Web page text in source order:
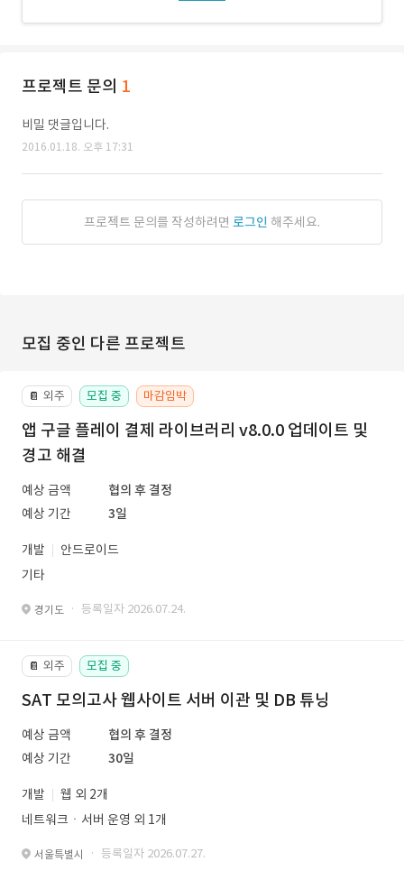
프로젝트 문의 1
비밀 댓글입니다.
2016.01.18. 오후 17:31
프로젝트 문의를 작성하려면 로그인 해주세요.
모집 중인 다른 프로젝트
📔 외주 모집 중 마감임박
앱 구글 플레이 결제 라이브러리 v8.0.0 업데이트 및
경고 해결
예상 금액
협의 후 결정
예상 기간
3일
개발
안드로이드
기타
경기도 · 등록일자 2026.07.24.
📔 외주 모집 중
SAT 모의고사 웹사이트 서버 이관 및 DB 튜닝
예상 금액
협의 후 결정
예상 기간
30일
개발
웹 외 2개
네트워크ㆍ서버 운영 외 1개
서울특별시 · 등록일자 2026.07.27.